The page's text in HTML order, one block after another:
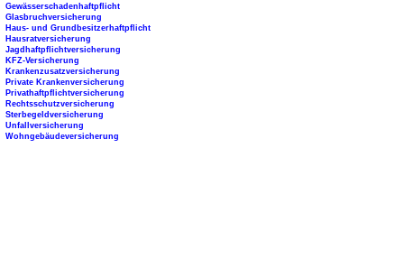
Gewässerschadenhaftpflicht
Glasbruchversicherung
Haus- und Grundbesitzerhaftpflicht
Hausratversicherung
Jagdhaftpflichtversicherung
KFZ-Versicherung
Krankenzusatzversicherung
Private Krankenversicherung
Privathaftpflichtversicherung
Rechtsschutzversicherung
Sterbegeldversicherung
Unfallversicherung
Wohngebäudeversicherung